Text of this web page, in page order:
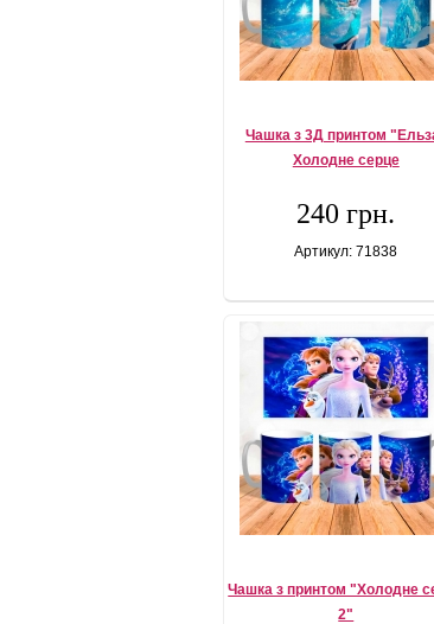
Чашка з 3Д принтом
Холодне серце
240 грн.
Артикул: 71838
Чашка з принтом "Холодне
2"